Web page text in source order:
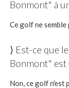
Bonmont" à
Ce golf ne
⟩ Est-ce que
Bonmont"
Non, ce golf n'est